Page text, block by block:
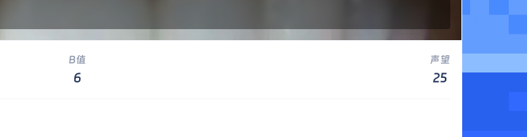
B值
6
声望
25